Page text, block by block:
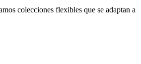
colecciones flexibles que se adaptan a